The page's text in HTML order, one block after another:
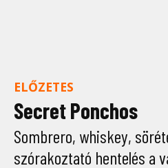
ELŐZETES
Secret Ponchos
Sombrero, whiskey,
szórakoztató hentelés a